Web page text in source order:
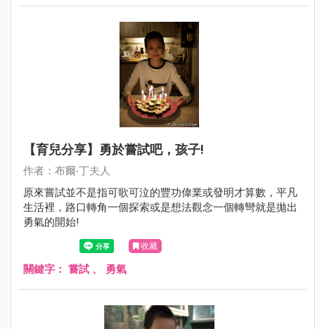
【育兒分享】勇於嘗試吧，孩子!
作者：布爾‧丁夫人
原來嘗試並不是指可歌可泣的豐功偉業或發明才算數，平凡
生活裡，路口轉角一個探索或是想法觀念一個轉彎就是拋出
勇氣的開始!
收藏
關鍵字： 嘗試 、 勇氣